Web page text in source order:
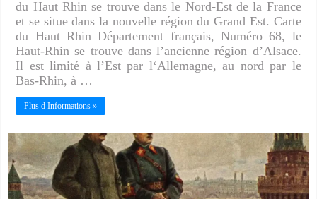
du Haut Rhin se trouve dans le Nord-Est de la France
et se situe dans la nouvelle région du Grand Est. Carte
du Haut Rhin Département français, Numéro 68, le
Haut-Rhin se trouve dans l’ancienne région d’Alsace.
Il est limité à l’Est par l‘Allemagne, au nord par le
Bas-Rhin, à …
Plus d Informations »